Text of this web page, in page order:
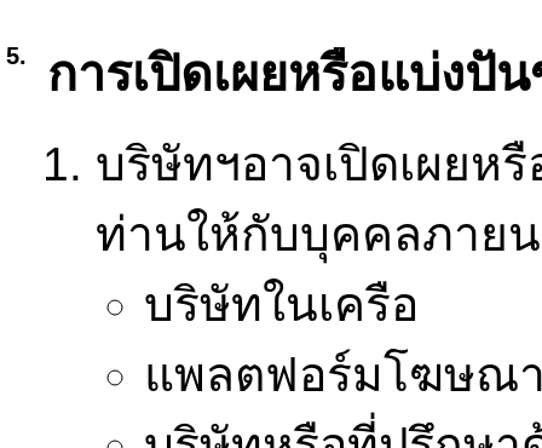
5. การเปิดเผยหรือแบ่งปั
บริษัทฯอาจเปิดเผยห
ท่านให้กับบุคคลภาย
บริษัทในเครือ
แพลตฟอร์มโฆษณ